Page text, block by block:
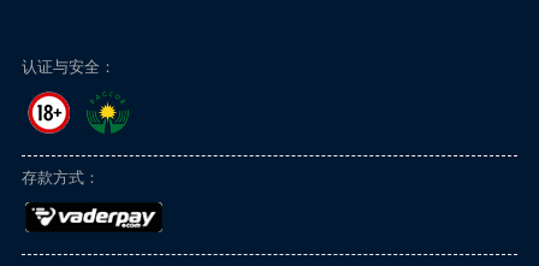
认证与安全：
存款方式：